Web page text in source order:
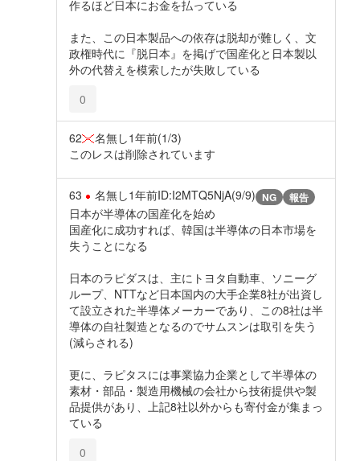
作るほど日本にお金を払っている
また、この日本製品への依存は脱却が難しく、文
政権時代に『脱日本』を掲げで国産化と日本製以
外の代替えを模索したが失敗している
0
62 名無し1年前(1/3)
このレスは削除されています
63 名無し1年前ID:I2MTQ5NjA(9/9) NG 報告
日本が半導体の国産化を始め
国産化に成功すれば、韓国は半導体の日本市場を
失うことになる
日本のラピダスは、主にトヨタ自動車、ソニーグ
ループ、NTTなど日本国内の大手企業8社が出資し
て設立された半導体メーカーであり、この8社は半
導体の自社製造となるのでサムスンは取引を失う
(減らされる)
更に、ラピタスには事業協力企業として半導体の
素材・部品・製造用機械の会社から技術提供や製
品提供があり、上記8社以外からも寄付金が集まっ
ている
0